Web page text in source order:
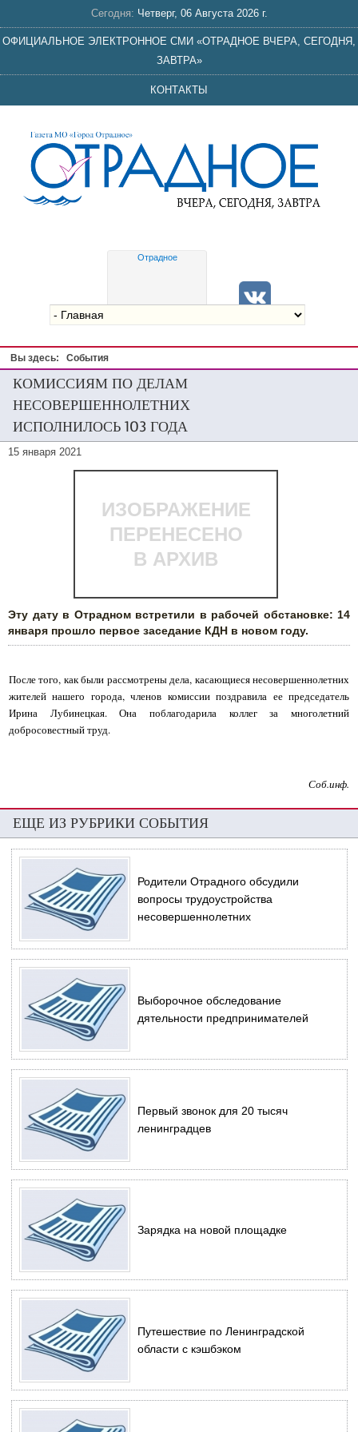
Сегодня: Четверг, 06 Августа 2026 г.
ОФИЦИАЛЬНОЕ ЭЛЕКТРОННОЕ СМИ «ОТРАДНОЕ ВЧЕРА, СЕГОДНЯ,
ЗАВТРА»
КОНТАКТЫ
Отрадное
Вы здесь: События
КОМИССИЯМ ПО ДЕЛАМ
НЕСОВЕРШЕННОЛЕТНИХ
ИСПОЛНИЛОСЬ 103 ГОДА
15 января 2021
ИЗОБРАЖЕНИЕ
ПЕРЕНЕСЕНО
В АРХИВ
Эту дату в Отрадном встретили в рабочей обстановке: 14
января прошло первое заседание КДН в новом году.
После того, как были рассмотрены дела, касающиеся несовершеннолетних
жителей нашего города, членов комиссии поздравила ее председатель
Ирина Лубинецкая. Она поблагодарила коллег за многолетний
добросовестный труд.
Соб.инф.
ЕЩЕ ИЗ РУБРИКИ СОБЫТИЯ
Родители Отрадного обсудили
вопросы трудоустройства
несовершеннолетних
Выборочное обследование
дятельности предпринимателей
Первый звонок для 20 тысяч
ленинградцев
Зарядка на новой площадке
Путешествие по Ленинградской
области с кэшбэком